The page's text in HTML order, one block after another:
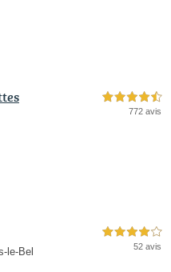
4,5 étoiles sur 5
772 avis
le-Bel
4,0 étoiles sur 5
52 avis